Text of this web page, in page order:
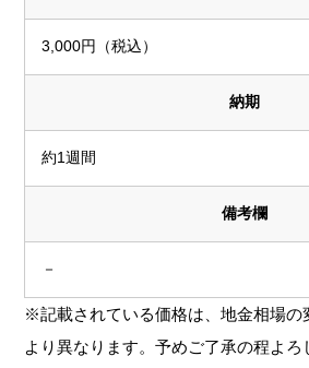
3,000円（税込）
納期
約1週間
備考欄
－
※記載されている価格は、地金相場の
より異なります。予めご了承の程よろ